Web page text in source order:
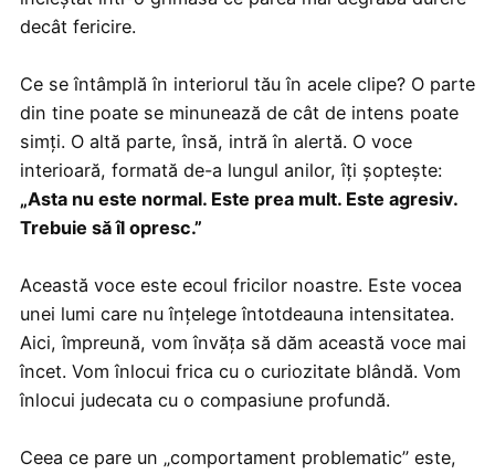
decât fericire.
Ce se întâmplă în interiorul tău în acele clipe? O parte
din tine poate se minunează de cât de intens poate
simți. O altă parte, însă, intră în alertă. O voce
interioară, formată de-a lungul anilor, îți șoptește:
„Asta nu este normal. Este prea mult. Este agresiv.
Trebuie să îl opresc.”
Această voce este ecoul fricilor noastre. Este vocea
unei lumi care nu înțelege întotdeauna intensitatea.
Aici, împreună, vom învăța să dăm această voce mai
încet. Vom înlocui frica cu o curiozitate blândă. Vom
înlocui judecata cu o compasiune profundă.
Ceea ce pare un „comportament problematic” este,